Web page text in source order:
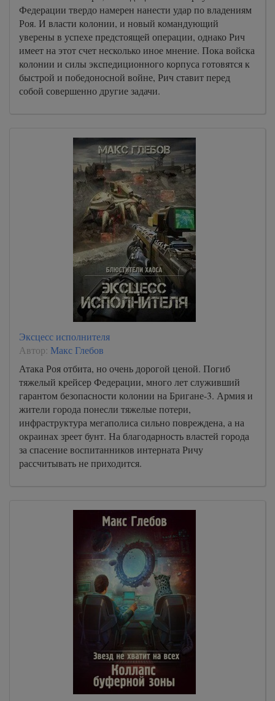
Федерации твердо намерен нанести удар по владениям
Роя. И власти колонии, и новый командующий
уверены в успехе предстоящей операции, однако Рич
имеет на этот счет несколько иное мнение. Пока войска
колонии и силы экспедиционного корпуса готовятся к
быстрой и победоносной войне, Рич ставит перед
собой совершенно другие задачи.
Эксцесс исполнителя
Автор: Макс Глебов
Атака Роя отбита, но очень дорогой ценой. Погиб
тяжелый крейсер Федерации, много лет служивший
гарантом безопасности колонии на Бригане-3. Армия и
жители города понесли тяжелые потери,
инфраструктура мегаполиса сильно повреждена, а на
окраинах зреет бунт. На благодарность властей города
за спасение воспитанников интерната Ричу
рассчитывать не приходится.